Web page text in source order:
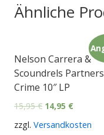
Ähnliche
Nelson Carrera &
Scoundrels
Crime 10″ LP
15,95€ 14,95 €
zzgl. Versandkosten